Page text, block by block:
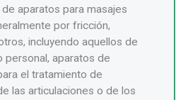
aparatos para masajes
por fricción,
incluyendo aquellos de
personal, aparatos de
el tratamiento de
las articulaciones o de los